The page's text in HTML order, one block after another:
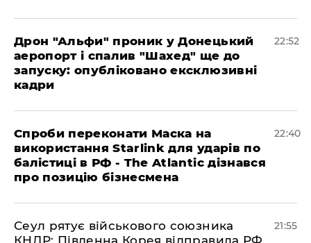
​Дрон "Альфи" проник у Донецький
аеропорт і спалив "Шахед" ще до
запуску: опубліковано ексклюзивні
кадри
22:52
​Спроби переконати Маска на
використання Starlink для ударів по
балістиці в РФ - The Atlantic дізнався
про позицію бізнесмена
22:40
​Сеул рятує військового союзника
КНДР: Південна Корея відправила РФ
21:55